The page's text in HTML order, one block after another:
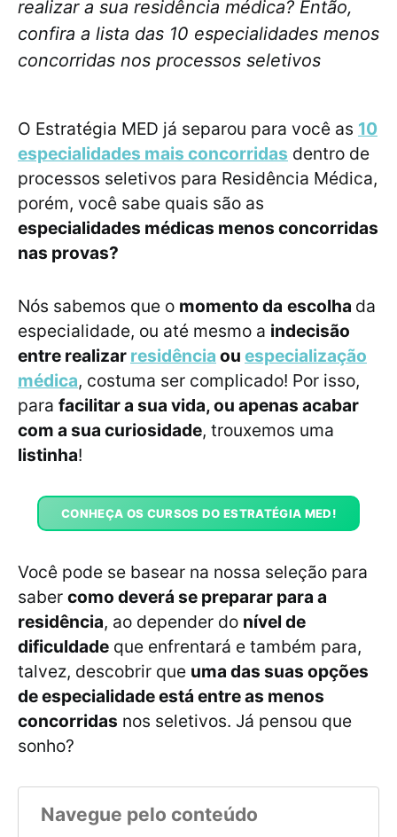
realizar a sua residência médica? Então,
confira a lista das 10 especialidades menos
concorridas nos processos seletivos
O Estratégia MED já separou para você as 10
especialidades mais concorridas dentro de
processos seletivos para Residência Médica,
porém, você sabe quais são as
especialidades médicas menos concorridas
nas provas?
Nós sabemos que o momento da escolha da
especialidade, ou até mesmo a indecisão
entre realizar residência ou especialização
médica, costuma ser complicado! Por isso,
para facilitar a sua vida, ou apenas acabar
com a sua curiosidade, trouxemos uma
listinha!
CONHEÇA OS CURSOS DO ESTRATÉGIA MED!
Você pode se basear na nossa seleção para
saber como deverá se preparar para a
residência, ao depender do nível de
dificuldade que enfrentará e também para,
talvez, descobrir que uma das suas opções
de especialidade está entre as menos
concorridas nos seletivos. Já pensou que
sonho?
Navegue pelo conteúdo